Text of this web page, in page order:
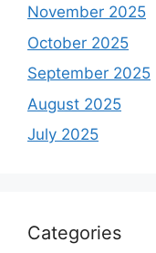
November 2025
October 2025
September 2025
August 2025
July 2025
Categories